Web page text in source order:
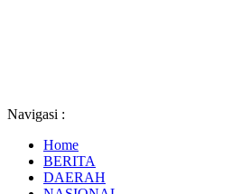
Navigasi :
Home
BERITA
DAERAH